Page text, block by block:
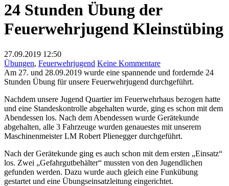
24 Stunden Übung der
Feuerwehrjugend Kleinstübing
27.09.2019 12:50
Übungen, Feuerwehrjugend Keine Kommentarezu
24
Stunden
der
Feuerwehrjugend
Kleinstübing
Am 27. und 28.09.2019 wurde eine spannende und fordernde 24
Stunden Übung für unsere Feuerwehrjugend durchgeführt.
Nachdem unsere Jugend Quartier im Feuerwehrhaus bezogen hatte
und eine Standeskontrolle abgehalten wurde, ging es schon mit dem
Abendessen los. Nach dem Abendessen wurde Gerätekunde
abgehalten, alle 3 Fahrzeuge wurden genauestes mit unserem
Maschinenmeister LM Robert Plienegger durchgeführt.
Nach der Gerätekunde ging es auch schon mit dem ersten „Einsatz“
los. Zwei „Gefahrgutbehälter“ mussten von den Jugendlichen
gefunden werden. Dazu wurde auch gleich eine Funkübung
gestartet und eine Übungseinsatzleitung eingerichtet.